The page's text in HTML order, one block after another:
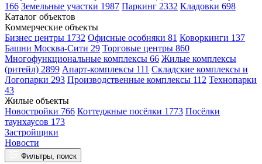
166 Земельные участки 1987 Паркинг 2332 Кладовки 698
Каталог объектов
Коммерческие объекты
Бизнес центры 1732 Офисные особняки 81 Коворкинги 137
Башни Москва-Сити 29 Торговые центры 860
Многофункциональные комплексы 66 Жилые комплексы
(ритейл) 2899 Апарт-комплексы 111 Складские комплексы и
Логопарки 293 Производственные комплексы 112 Технопарки
43
Жилые объекты
Новостройки 766 Коттеджные посёлки 1773 Посёлки
таунхаусов 173
Застройщики
Новости
Фильтры, поиск